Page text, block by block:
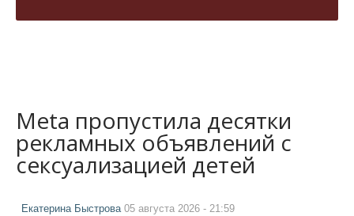
Meta пропустила десятки
рекламных объявлений с
сексуализацией детей
Екатерина Быстрова05 августа 2026 - 21:59